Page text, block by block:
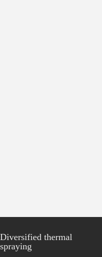
Diversified thermal
spraying